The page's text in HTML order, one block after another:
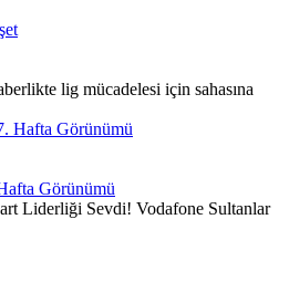
lig mücadelesi için sahasına
Görünümü
Liderliği Sevdi! Vodafone Sultanlar